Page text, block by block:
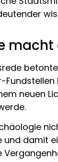
neuen
und damit